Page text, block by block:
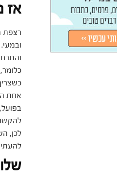
אז
רצפת
אחת
לכן,